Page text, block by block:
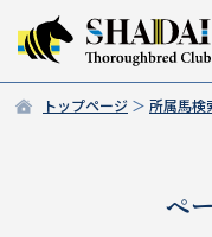
トップページ 所属馬検
ペ